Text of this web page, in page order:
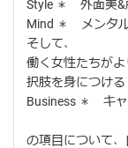
Style ＊ 外面美&
Mind ＊ メンタ
そして、
働く女性たちが
択肢を身につける
Business ＊ キ
の項目について